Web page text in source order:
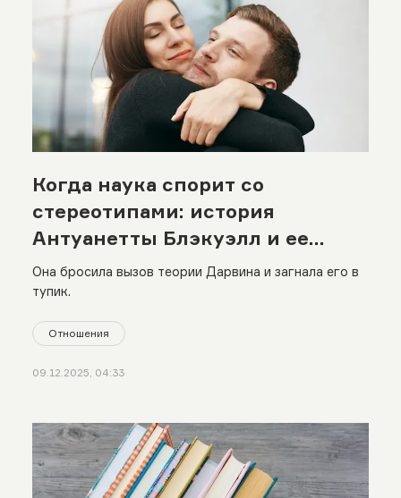
Когда наука спорит со
стереотипами: история
Антуанетты Блэкуэлл и ее
влияние на гендерные роли
Она бросила вызов теории Дарвина и загнала его в
тупик.
Отношения
09.12.2025, 04:33